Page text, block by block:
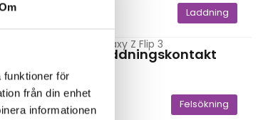
funktioner för
från din enhet
informationen
Laddning
Samsung Galaxy Z Flip 3
Byte av laddningskontakt
999,00
Felsökning